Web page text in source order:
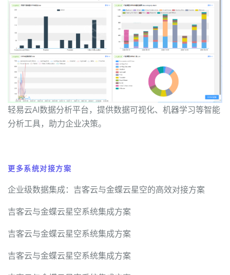
轻易云AI数据分析平台，提供数据可视化、机器学习等智能
分析工具，助力企业决策。
更多系统对接方案
企业级数据集成：吉客云与金蝶云星空的高效对接方案
吉客云与金蝶云星空系统集成方案
吉客云与金蝶云星空系统集成方案
吉客云与金蝶云星空系统集成方案